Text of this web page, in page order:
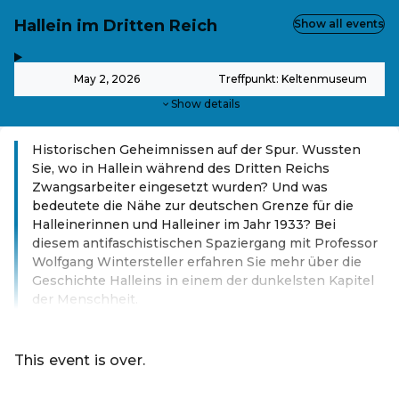
Hallein im Dritten Reich
May 2, 2026 Treffpunkt: Keltenmuseum
Show details
Show all events
Historischen Geheimnissen auf der Spur. Wussten
Sie, wo in Hallein während des Dritten Reichs
Zwangsarbeiter eingesetzt wurden? Und was
bedeutete die Nähe zur deutschen Grenze für die
Halleinerinnen und Halleiner im Jahr 1933? Bei
diesem antifaschistischen Spaziergang mit Professor
Wolfgang Wintersteller erfahren Sie mehr über die
Geschichte Halleins in einem der dunkelsten Kapitel
der Menschheit.
This event is over.